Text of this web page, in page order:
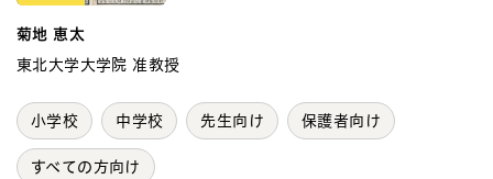
菊地 恵太
東北大学大学院 准教授
小学校 中学校 先生向け 保護者向け
すべての方向け